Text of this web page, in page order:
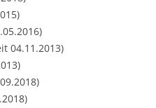
04.11.2013)